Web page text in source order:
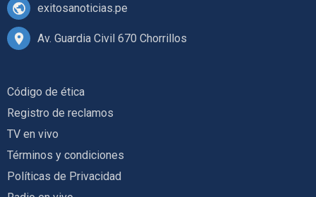
exitosanoticias.pe
Av. Guardia Civil 670 Chorrillos
Código de ética
Registro de reclamos
TV en vivo
Términos y condiciones
Políticas de Privacidad